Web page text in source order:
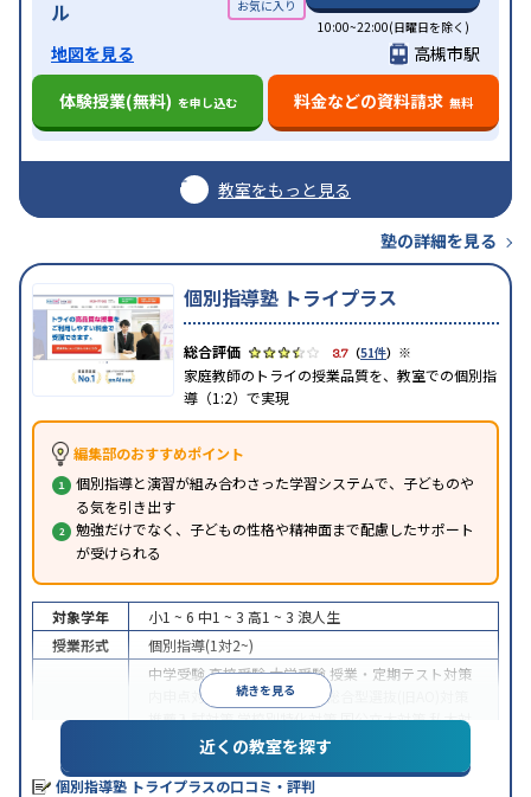
ル
10:00~22:00(日曜日を除く)
地図を見る
高槻市駅
体験授業(無料) を申し込む 料金などの資料請求 無料
教室をもっと見る
塾の詳細を見る
個別指導塾 トライプラス
3.7 （51件） ※
家庭教師のトライの授業品質を、教室での個別指
導（1:2）で実現
編集部のおすすめポイント
個別指導と演習が組み合わさった学習システムで、子どものや
る気を引き出す
勉強だけでなく、子どもの性格や精神面まで配慮したサポート
が受けられる
続きを見る
対象学年 小1 ~ 6 中1 ~ 3 高1 ~ 3 浪人生
授業形式
個別指導(1対2~)
中学受験高校受験大学受験 授業・定期テスト対策
内申点対策
学習習慣の定着
総合型選抜(旧AO)対策
推薦入試対策学校別特化対策国公立大対策私大対
共通テスト対策英検(英語検定)対策
その他
科目別特化対策
近くの教室を探す
個別指導塾 トライプラスの口コミ・評判